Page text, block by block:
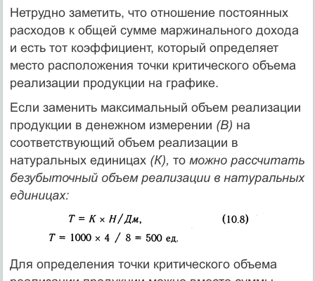
Нетрудно заметить, что отношение постоянных
расходов к общей сумме маржинального дохода
и есть тот коэффициент, который определяет
место расположения точки критического объема
реализации продукции на графике.
Если заменить максимальный объем реализации
продукции в денежном измерении (В) на
соответствующий объем реализации в
натуральных единицах (К), то можно рассчитать
безубыточный объем реализации в натуральных
единицах:
Для определения точки критического объема